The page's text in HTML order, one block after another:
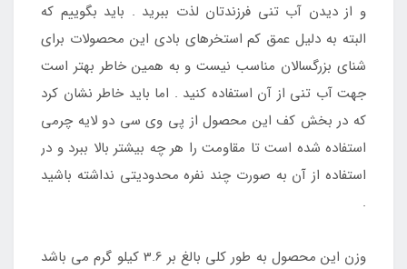
و از دیدن آب تنی فرزندتان لذت ببرید . باید بگوییم که
البته به دلیل عمق کم استخرهای بادی این محصولات برای
شنای بزرگسالان مناسب نیست و به همین خاطر بهتر است
جهت آب تنی از آن استفاده کنید . اما باید خاطر نشان کرد
که در بخش کف این محصول از پی وی سی دو لایه چرمی
استفاده شده است تا مقاومت را هر چه بیشتر بالا ببرد و در
استفاده از آن به صورت چند نفره محدودیتی نداشته باشید
.
وزن این محصول به طور کلی بالغ بر 3.6 کیلو گرم می باشد